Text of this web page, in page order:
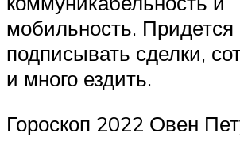
мобильность. Придется
подписывать сделки,
и много ездить.
Гороскоп 2022 Овен